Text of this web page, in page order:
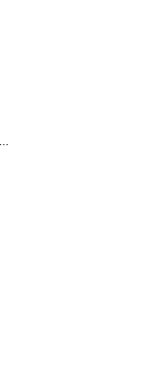
A Quiet Valley (quatuor De Saxophones)